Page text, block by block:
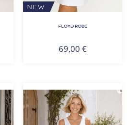
NEW
FLOYD ROBE
69,00 €